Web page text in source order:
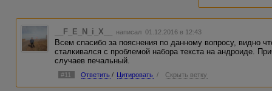
__F_E_N_i_X__ написал 01.12.2016 в 12:43
Всем спасибо за пояснения по данному вопросу, видно
сталкивался с проблемой набора текста на андроиде.
случаев печальный.
#11 Ответить / Цитировать / Скрыть ветку